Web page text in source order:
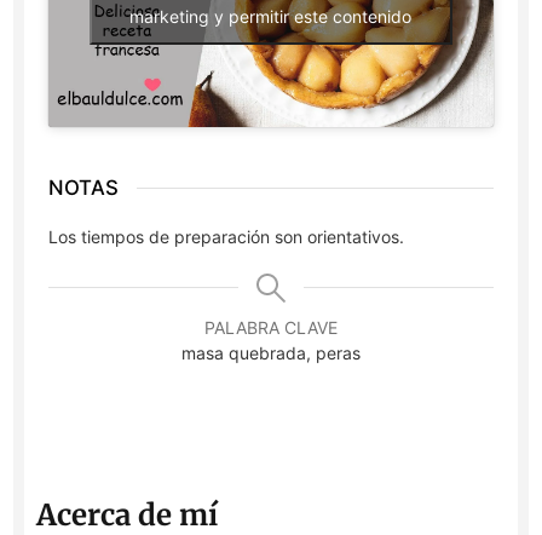
marketing y permitir este contenido
NOTAS
Los tiempos de preparación son orientativos.
PALABRA CLAVE
masa quebrada, peras
Acerca de mí